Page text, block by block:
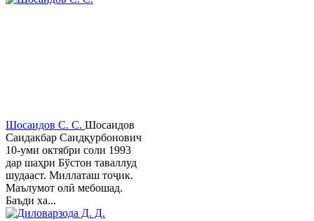
Шосаидов С. С. Шосаидов
Саидакбар Саидқурбонович
10-уми октябри соли 1993
дар шаҳри Бўстон таваллуд
шудааст. Миллаташ тоҷик.
Маълумот олӣ мебошад.
Баъди ха...